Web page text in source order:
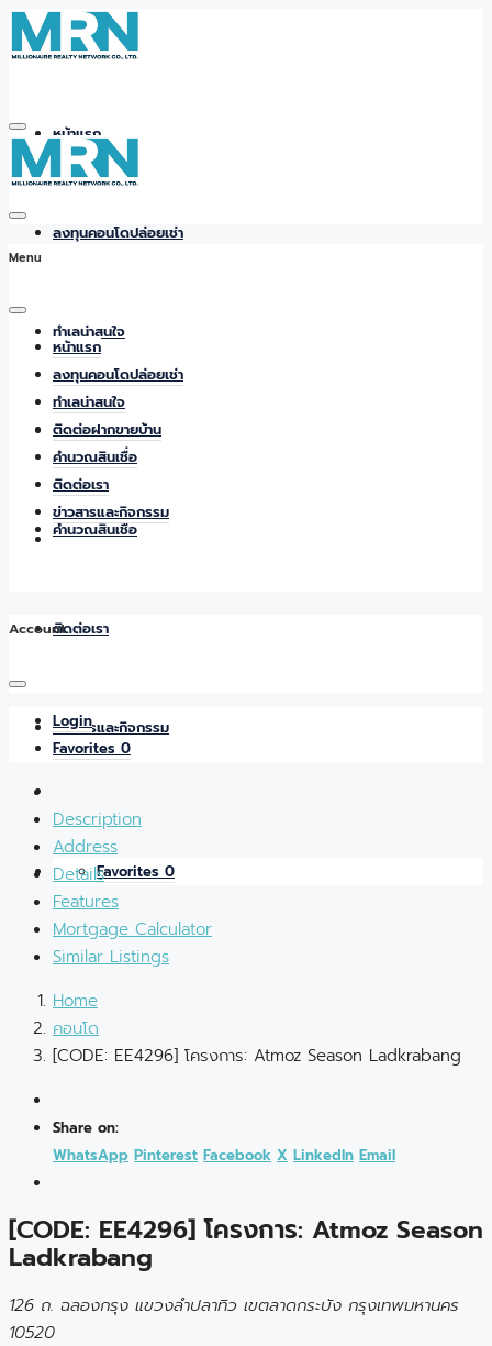
หน้าแรก
ลงทุนคอนโดปล่อยเช่า
ทำเลน่าสนใจ
ติดต่อฝากขายบ้าน
คำนวณสินเชื่อ
ติดต่อเรา
ข่าวสารและกิจกรรม
Favorites 0
Menu
หน้าแรก
ลงทุนคอนโดปล่อยเช่า
ทำเลน่าสนใจ
ติดต่อฝากขายบ้าน
คำนวณสินเชื่อ
ติดต่อเรา
ข่าวสารและกิจกรรม
Account
Login
Favorites 0
Description
Address
Details
Features
Mortgage Calculator
Similar Listings
Home
คอนโด
[CODE: EE4296] โครงการ: Atmoz Season Ladkrabang
Share on:
WhatsApp Pinterest Facebook X LinkedIn Email
[CODE: EE4296] โครงการ: Atmoz Season
Ladkrabang
126 ถ. ฉลองกรุง แขวงลำปลาทิว เขตลาดกระบัง กรุงเทพมหานคร
10520